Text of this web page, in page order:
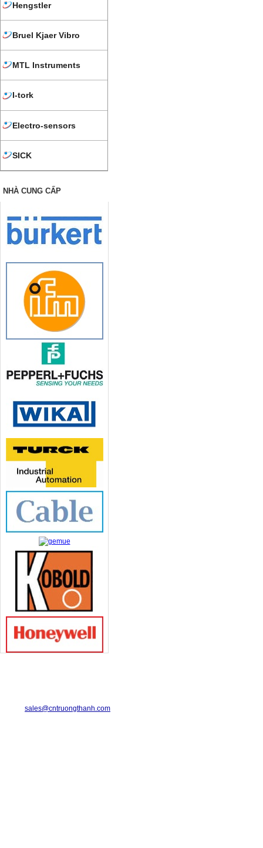
Hengstler
Bruel Kjaer Vibro
MTL Instruments
I-tork
Electro-sensors
SICK
NHÀ CUNG CẤP
sales@cntruongthanh.com